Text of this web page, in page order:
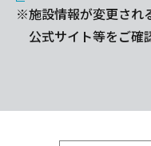
※施設情報が変更され
公式サイト等をご確